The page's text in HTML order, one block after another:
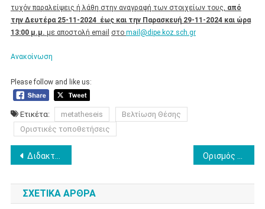
τυχόν παραλείψεις ή λάθη στην αναγραφή των στοιχείων τους, από
την Δευτέρα 25-11-2024 έως και την Παρασκευή 29-11-2024 και ώρα
13:00 μ.μ. με αποστολή email στο mail@dipe.koz.sch.gr
Ανακοίνωση
Please follow and like us:
Ετικέτα: metatheseis
Βελτίωση Θέσης
Οριστικές τοποθετήσεις
Πλοήγηση
άρθρων
Διδακτική Παιδαγωγικών παιχνιδιών στην χειροσφαίριση Ορισμός σειράς αιρετών ΚΥΣΠΕ 2024
ΣΧΕΤΙΚΆ ΆΡΘΡΑ